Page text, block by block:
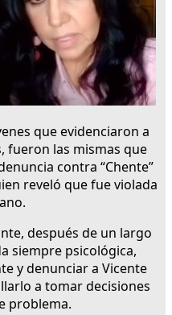
que evidenciaron a
fueron las mismas que
contra “Chente”
reveló que fue violada
después de un largo
siempre psicológica,
y denunciar a Vicente
a tomar decisiones
problema.